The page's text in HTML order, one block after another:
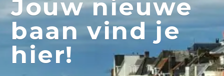
Jouw nieuwe
baan vind je
hier!